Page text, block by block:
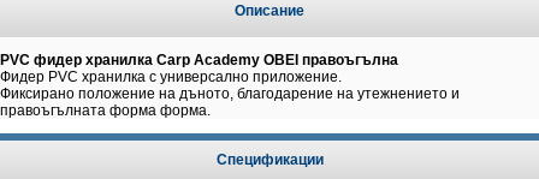
Описание
PVC фидер хранилка Carp Academy OBEI правоъгълна
Фидер PVC хранилка с универсално приложение.
Фиксирано положение на дъното, благодарение на утежнението и
правоъгълната форма форма.
Спецификации